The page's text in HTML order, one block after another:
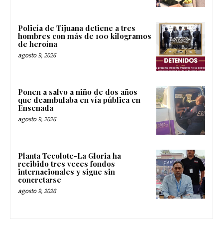
Policía de Tijuana detiene a tres
hombres con más de 100 kilogramos
de heroína
agosto 9, 2026
Ponen a salvo a niño de dos años
que deambulaba en vía pública en
Ensenada
agosto 9, 2026
Planta Tecolote-La Gloria ha
recibido tres veces fondos
internacionales y sigue sin
concretarse
agosto 9, 2026